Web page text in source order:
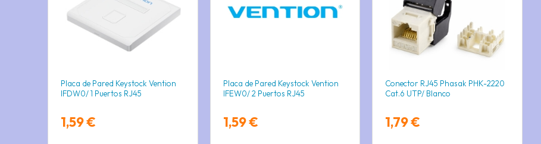
Placa de Pared Keystock Vention
IFDW0/ 1 Puertos RJ45
1,59 €
Placa de Pared Keystock Vention
IFEW0/ 2 Puertos RJ45
1,59 €
Conector RJ45 Phasak PHK-2220
Cat.6 UTP/ Blanco
1,79 €